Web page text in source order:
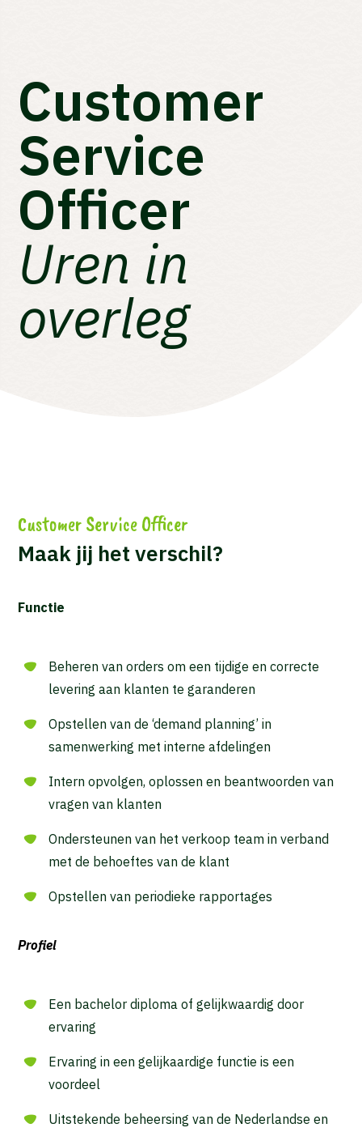
Customer
Service
Officer
Uren in
overleg
Customer Service Officer
Maak jij het verschil?
Functie
Beheren van orders om een tijdige en correcte
levering aan klanten te garanderen
Opstellen van de ‘demand planning’ in
samenwerking met interne afdelingen
Intern opvolgen, oplossen en beantwoorden van
vragen van klanten
Ondersteunen van het verkoop team in verband
met de behoeftes van de klant
Opstellen van periodieke rapportages
Profiel
Een bachelor diploma of gelijkwaardig door
ervaring
Ervaring in een gelijkaardige functie is een
voordeel
Uitstekende beheersing van de Nederlandse en